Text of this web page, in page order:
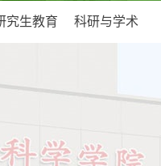
究生教育 科研与学术